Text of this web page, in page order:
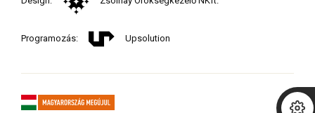
Programozás: Upsolution